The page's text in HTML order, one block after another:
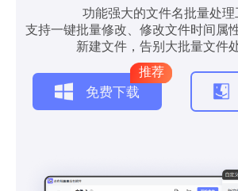
功能强大的文件名批量处理
支持一键批量修改、修改文件时间属
新建文件，告别大批量文件
免费下载
推荐